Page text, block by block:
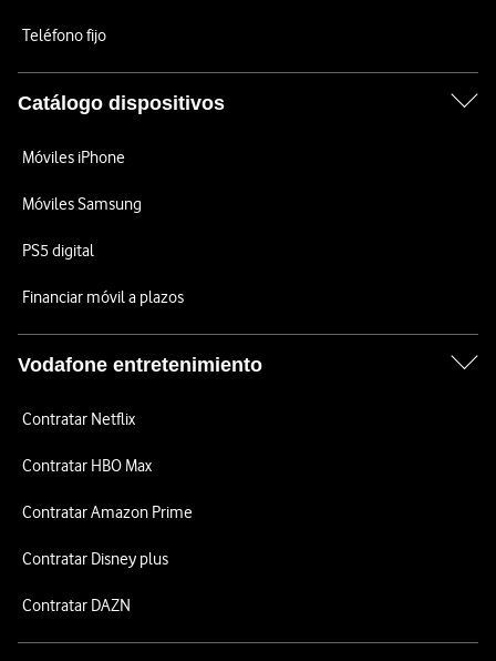
Teléfono fijo
Catálogo dispositivos
Móviles iPhone
Móviles Samsung
PS5 digital
Financiar móvil a plazos
Vodafone entretenimiento
Contratar Netflix
Contratar HBO Max
Contratar Amazon Prime
Contratar Disney plus
Contratar DAZN